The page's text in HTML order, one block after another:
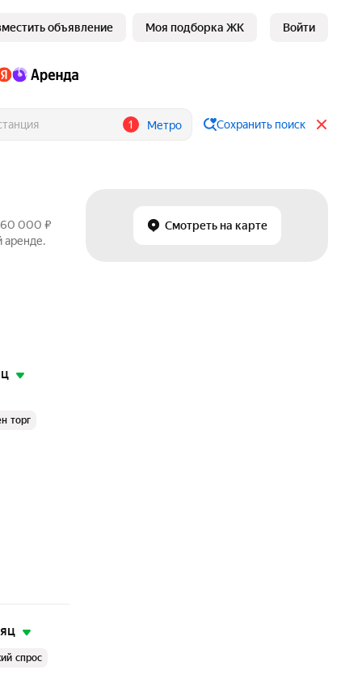
объявление Моя подборка ЖК Войти
1 Метро Сохранить поиск
Смотреть на карте
60 000 ₽
аренде.
торг
спрос